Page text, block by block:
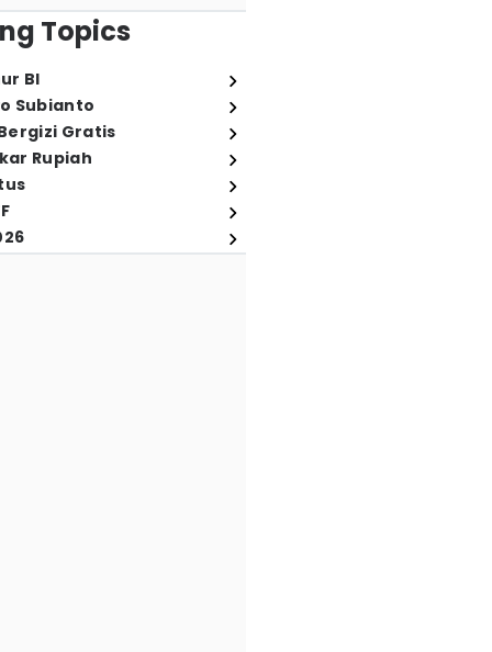
Topics
BI
Subianto
Gratis
Rupiah